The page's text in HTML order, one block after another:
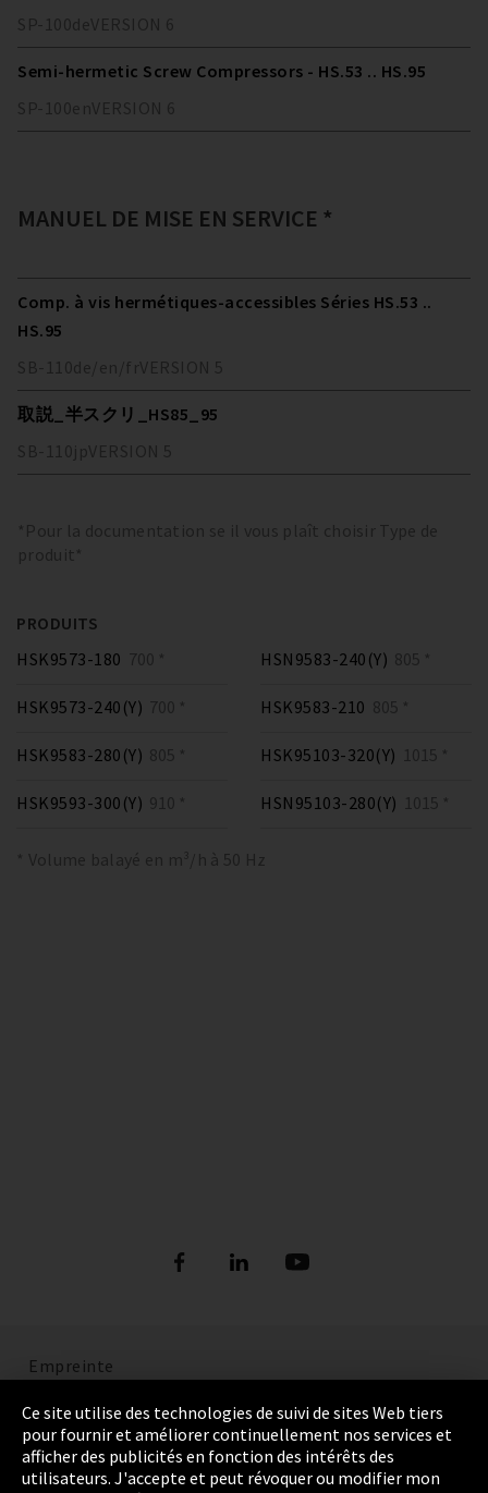
SP-100deVERSION 6
Semi-hermetic Screw Compressors - HS.53 .. HS.95
SP-100enVERSION 6
MANUEL DE MISE EN SERVICE *
Comp. à vis hermétiques-accessibles Séries HS.53 ..
HS.95
SB-110de/en/fr VERSION 5
取説_半スクリ_HS85_95
SB-110jpVERSION 5
*Pour la documentation se il vous plaît choisir Type de
produit*
PRODUITS
HSK9573-180 700 *
HSK9573-240(Y) 700 *
HSN9583-240(Y) 805 *
HSK9583-210 805 *
HSK9583-280(Y) 805 *
HSK9593-300(Y) 910 *
HSK95103-320(Y) 1015 *
HSN95103-280(Y) 1015 *
* Volume balayé en m³/h à 50 Hz
Empreinte
Politique de confidentialité
Cookie Settings
Termes et Conditions
Ce site utilise des technologies de suivi de sites Web tiers
pour fournir et améliorer continuellement nos services et
afficher des publicités en fonction des intérêts des
utilisateurs. J'accepte et peut révoquer ou modifier mon